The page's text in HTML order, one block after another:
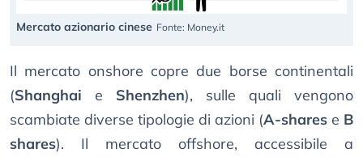
Mercato azionario cinese Fonte: Money.it
Il mercato onshore copre due borse continentali
(Shanghai e Shenzhen), sulle quali vengono
scambiate diverse tipologie di azioni (A-shares e B
shares). Il mercato offshore, accessibile a